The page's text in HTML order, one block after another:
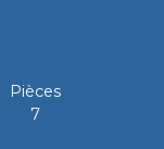
Pièces
7